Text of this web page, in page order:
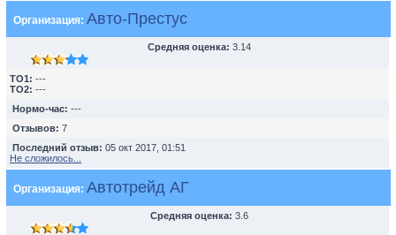
Организация: Авто-Престус
Средняя оценка: 3.14
TO1: ---
TO2: ---
Нормо-час: ---
Отзывов: 7
Последний отзыв: 05 окт 2017, 01:51
Не сложилось...
Организация: Автотрейд АГ
Средняя оценка: 3.6